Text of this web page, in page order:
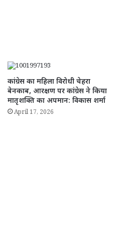
​कांग्रेस का महिला विरोधी चेहरा
बेनकाब, आरक्षण पर कांग्रेस ने किया
मातृशक्ति का अपमान: विकास शर्मा
April 17, 2026